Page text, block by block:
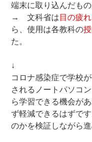
端末に取り込んだも
→ 文科省は 目の疲
ら、使用は各教科の
た。
↓
コロナ感染症で学校
されるノートパソコ
ら学習できる機会が
ず軽減できるはずで
のかを検証しながら